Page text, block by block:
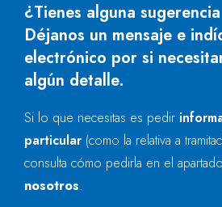
¿Tienes alguna
Déjanos un mensaje e
electrónico por si
algún detalle.
Si lo que necesitas es pedir
particular (como la relativa a
consulta cómo pedirla en el apartado
nosotros.